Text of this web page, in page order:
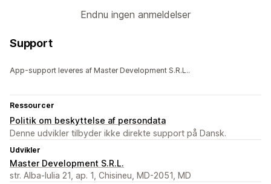
Endnu ingen anmeldelser
Support
App-support leveres af Master Development S.R.L..
Ressourcer
Politik om beskyttelse af persondata
Denne udvikler tilbyder ikke direkte support på Dansk.
Udvikler
Master Development S.R.L.
str. Alba-Iulia 21, ap. 1, Chisineu, MD-2051, MD